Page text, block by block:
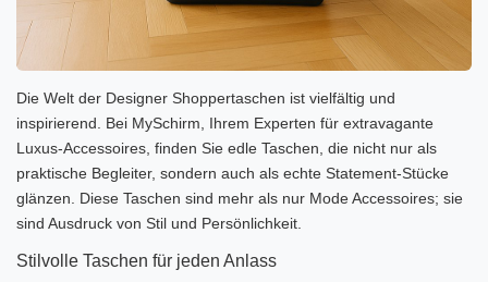
Die Welt der Designer Shoppertaschen ist vielfältig und
inspirierend. Bei MySchirm, Ihrem Experten für extravagante
Luxus-Accessoires, finden Sie edle Taschen, die nicht nur als
praktische Begleiter, sondern auch als echte Statement-Stücke
glänzen. Diese Taschen sind mehr als nur Mode Accessoires; sie
sind Ausdruck von Stil und Persönlichkeit.
Stilvolle Taschen für jeden Anlass